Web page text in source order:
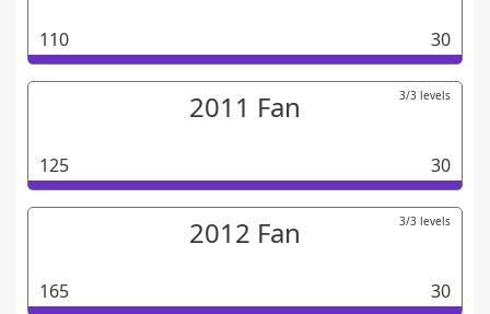
110 30
2011 Fan 3/3 levels
125 30
2012 Fan 3/3 levels
165 30